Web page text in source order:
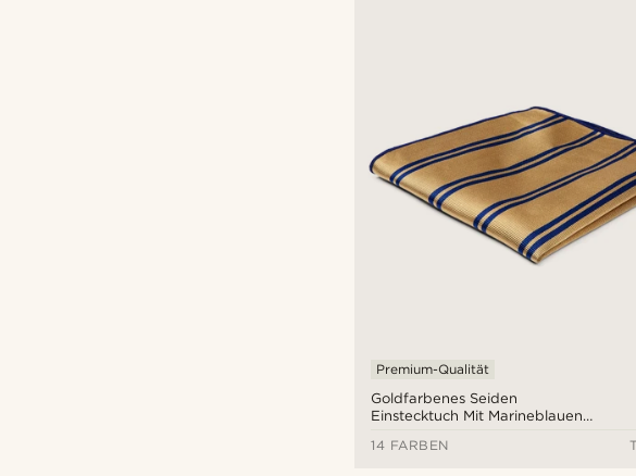
Goldfarbenes Seiden
Einstecktuch Mit Marineblauen
Premium-Qualität
14 FARBEN